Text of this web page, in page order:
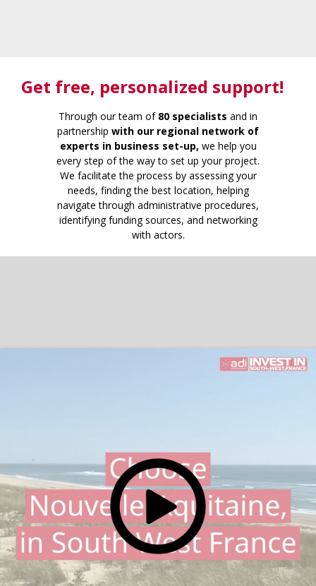
Get free, personalized support!
Through our team of 80 specialists and in
partnership with our regional network of
experts in business set-up, we help you
every step of the way to set up your project.
We facilitate the process by assessing your
needs, finding the best location, helping
navigate through administrative procedures,
identifying funding sources, and networking
with actors.